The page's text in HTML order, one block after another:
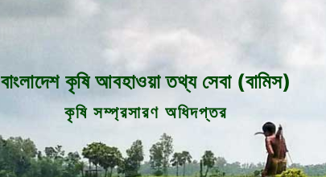
বাংলাদেশ কৃষি আবহাওয়া তথ্য সেবা (বামিস)
কৃষি সম্প্রসারণ অধিদপ্তর